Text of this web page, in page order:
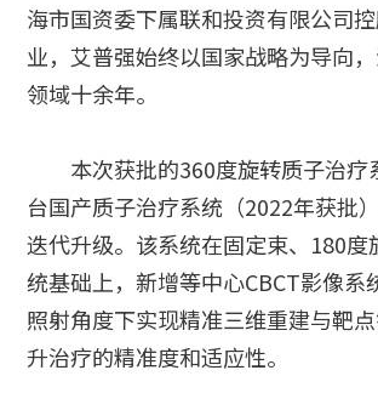
海市国资委下属联和投资有限公司
业，艾普强始终以国家战略为导向
领域十余年。
本次获批的360度旋转质子治疗
台国产质子治疗系统（2022年获批
迭代升级。该系统在固定束、180度
统基础上，新增等中心CBCT影像系
照射角度下实现精准三维重建与靶
升治疗的精准度和适应性。